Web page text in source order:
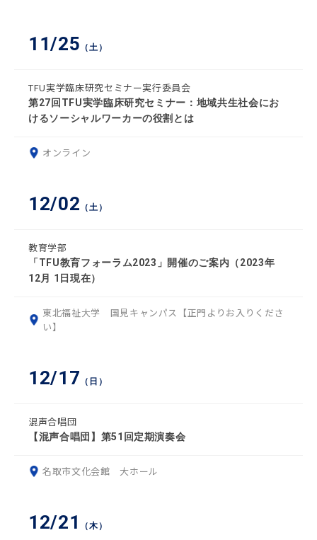
11/25 （土）
TFU実学臨床研究セミナー実行委員会
第27回TFU実学臨床研究セミナー：地域共生社会にお
けるソーシャルワーカーの役割とは
オンライン
12/02 （土）
教育学部
「TFU教育フォーラム2023」開催のご案内（2023年
12月 1日現在）
東北福祉大学 国見キャンパス【正門よりお入りくださ
い】
12/17 （日）
混声合唱団
【混声合唱団】第51回定期演奏会
名取市文化会館 大ホール
12/21 （木）